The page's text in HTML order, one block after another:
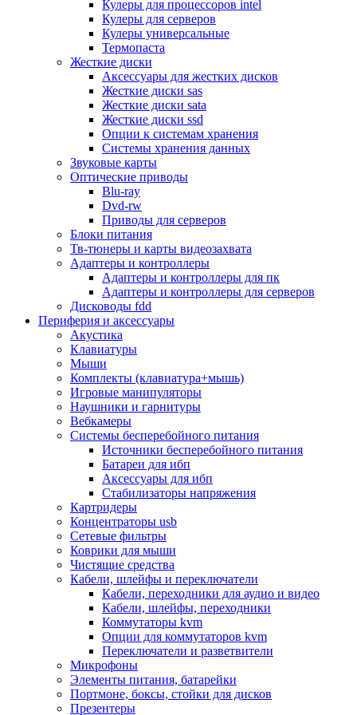
Микрофоны
Элементы питания, батарейки
Портмоне, боксы, стойки для дисков
Презентеры
Виртуальные очки
Аксессуары и опции для ноутбуков
Клавиатуры для ноутбуков
Сумки
Адаптеры и зарядные устройства
Подставки
Док станции, порт репликаторы
Батареи
Разное
Носители информации
Внешние жесткие диски
Карты памяти
Оптические носители
Blu-ray
Cd-r
Cd-rw
Dvd-r
Dvdrw
Серверы
Программное обеспечение
Операционные системы
Антивирусное по
Офисные приложения
Неттопы, тонкие клиенты, платформы nuc
Микрокомпьютеры
Опции для компьютеров
Бытовая техника
Кухонная техника
Блендеры, измельчители
Блинницы
Вакуумные упаковщики
Весы кухонные
Гриль
Дистилляторы
Йогуртницы
Кофеварки и кофемашины
Кофемолки
Кухонные комбайны
Ломтерезки
Микроволновые печи
Миксеры
Мини-печи
Мойки
Мультиварки
Кулеры для процессоров intel
Кулеры для серверов
Кулеры универсальные
Термопаста
Жесткие диски
Аксессуары для жестких дисков
Жесткие диски sas
Жесткие диски sata
Жесткие диски ssd
Опции к системам хранения
Системы хранения данных
Звуковые карты
Оптические приводы
Blu-ray
Dvd-rw
Приводы для серверов
Блоки питания
Тв-тюнеры и карты видеозахвата
Адаптеры и контроллеры
Адаптеры и контроллеры для пк
Адаптеры и контроллеры для серверов
Дисководы fdd
Периферия и аксессуары
Акустика
Клавиатуры
Мыши
Комплекты (клавиатура+мышь)
Игровые манипуляторы
Наушники и гарнитуры
Вебкамеры
Системы бесперебойного питания
Источники бесперебойного питания
Батареи для ибп
Аксессуары для ибп
Стабилизаторы напряжения
Картридеры
Концентраторы usb
Сетевые фильтры
Коврики для мыши
Чистящие средства
Кабели, шлейфы и переключатели
Кабели, переходники для аудио и видео
Кабели, шлейфы, переходники
Коммутаторы kvm
Опции для коммутаторов kvm
Переключатели и разветвители
Микрофоны
Элементы питания, батарейки
Портмоне, боксы, стойки для дисков
Презентеры